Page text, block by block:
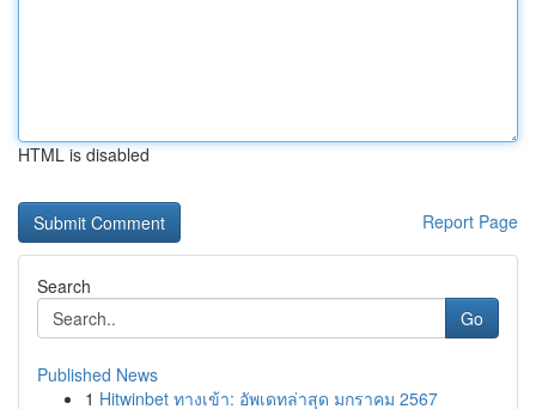
HTML is disabled
Report Page
Search
Go
Published News
1 Hitwinbet ทางเข้า: อัพเดทล่าสุด มกราคม 2567